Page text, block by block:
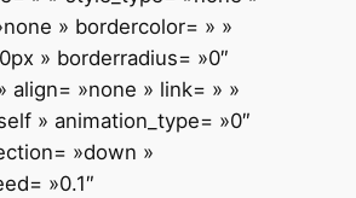
» bordercolor= » »
» borderradius= »0″
align= »none » link= » »
» animation_type= »0″
»down »
»0.1″